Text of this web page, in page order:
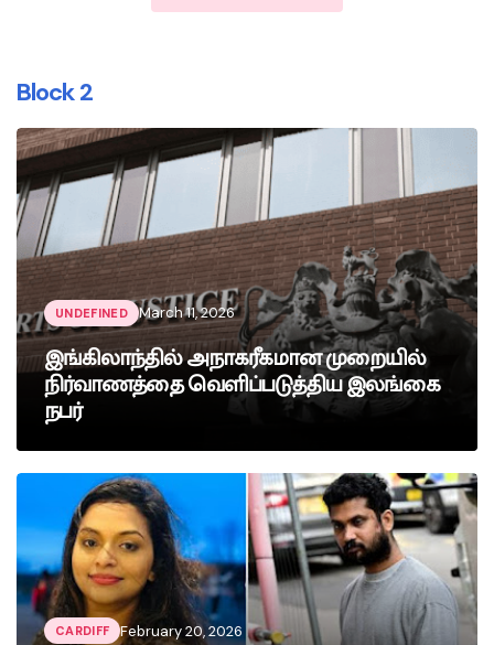
Block 2
UNDEFINED March 11, 2026
இங்கிலாந்தில் அநாகரீகமான முறையில்
நிர்வாணத்தை வெளிப்படுத்திய இலங்கை
நபர்
CARDIFF February 20, 2026